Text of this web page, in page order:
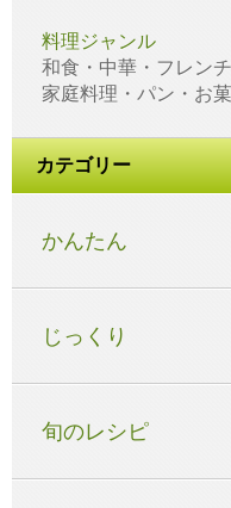
料理ジャンル
和食・中華・フレン
家庭料理・パン・お
カテゴリー
かんたん
じっくり
旬のレシピ